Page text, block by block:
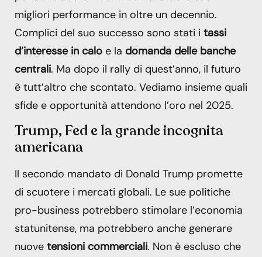
migliori performance in oltre un decennio.
Complici del suo successo sono stati i tassi
d’interesse in calo e la domanda delle banche
centrali. Ma dopo il rally di quest’anno, il futuro
è tutt’altro che scontato. Vediamo insieme quali
sfide e opportunità attendono l’oro nel 2025.
Trump, Fed e la grande incognita
americana
Il secondo mandato di Donald Trump promette
di scuotere i mercati globali. Le sue politiche
pro-business potrebbero stimolare l’economia
statunitense, ma potrebbero anche generare
nuove tensioni commerciali. Non è escluso che